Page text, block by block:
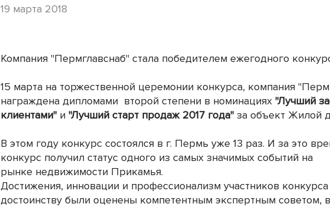
19 марта 2018
Компания "Пермглавснаб" стала победителем ежегодного
15 марта на торжественной церемонии конкурса, компания
награждена дипломами второй степени в номинациях "Лучший
клиентами" и "Лучший старт продаж 2017 года" за объект Жилой
В этом году конкурс состоялся в г. Пермь уже 13 раз. И за это
конкурс получил статус одного из самых значимых событий на
рынке недвижимости Прикамья.
Достижения, инновации и профессионализм участников
достоинству были оценены компетентным экспертным советом, в